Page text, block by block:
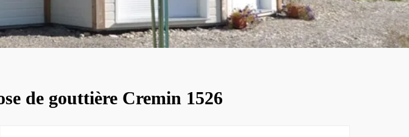
de gouttière Cremin 1526